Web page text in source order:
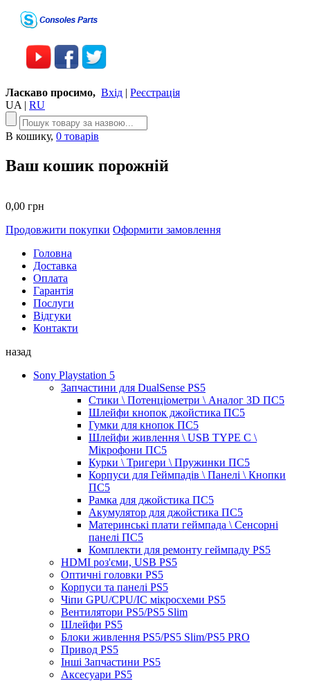
Ласкаво просимо, Вхід | Реєстрація
UA | RU
В кошику, 0 товарів
Ваш кошик порожній
0,00 грн
Продовжити покупки Оформити замовлення
Головна
Доставка
Оплата
Гарантія
Послуги
Відгуки
Контакти
назад
Sony Playstation 5
Запчастини для DualSense PS5
Стики \ Потенціометри \ Аналог 3D ПС5
Шлейфи кнопок джойстика ПС5
Гумки для кнопок ПС5
Шлейфи живлення \ USB TYPE C \
Мікрофони ПС5
Курки \ Тригери \ Пружинки ПС5
Корпуси для Геймпадів \ Панелі \ Кнопки
ПС5
Рамка для джойстика ПС5
Акумулятор для джойстика ПС5
Материнські плати геймпада \ Сенсорні
панелі ПС5
Комплекти для ремонту геймпаду PS5
HDMI роз'єми, USB PS5
Оптичні головки PS5
Корпуси та панелі PS5
Чіпи GPU/CPU/IC мікросхеми PS5
Вентилятори PS5/PS5 Slim
Шлейфи PS5
Блоки живлення PS5/PS5 Slim/PS5 PRO
Привод PS5
Інші Запчастини PS5
Аксесуари PS5